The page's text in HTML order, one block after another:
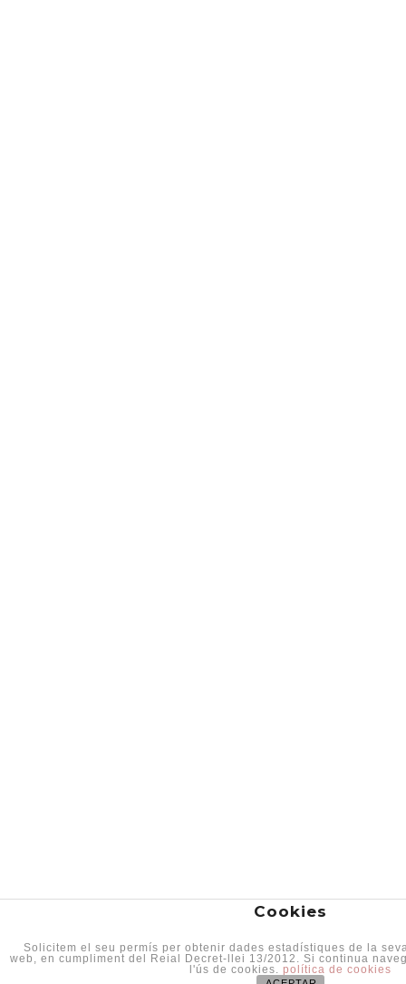
Cookies
Solicitem el seu permís per obtenir dades estadístiques de la
web, en cumpliment del Reial Decret-llei 13/2012. Si continua
l'ús de cookies. política de cookies